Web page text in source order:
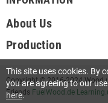
About Us
Production
Copyright © 2016-2024
Friends FuelWood.de
This site uses cookies. By
you are agreeing to our
here.